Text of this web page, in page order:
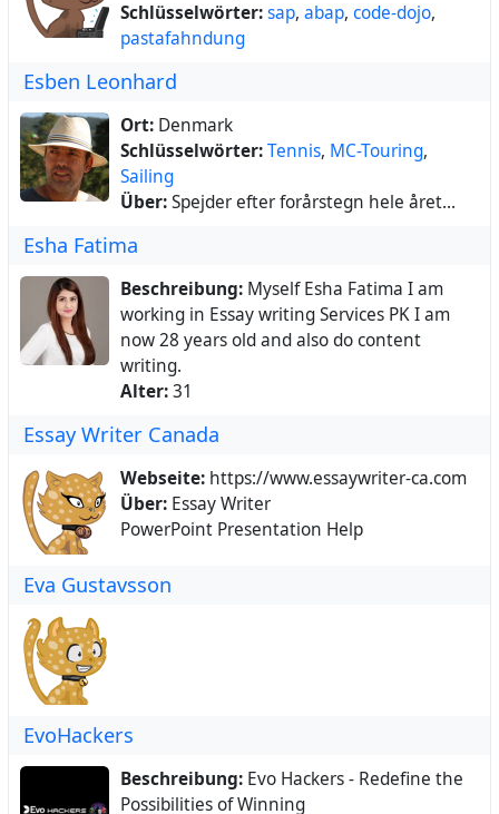
Schlüsselwörter:sap, abap, code-dojo,
pastafahndung
Esben Leonhard
Ort: Denmark
Schlüsselwörter:Tennis, MC-Touring,
Sailing
Über:Spejder efter forårstegn hele året...
Esha Fatima
Beschreibung: Myself Esha Fatima I am
working in Essay writing Services PK I am
now 28 years old and also do content
writing.
Alter:31
Essay Writer Canada
Webseite: https://www.essaywriter-ca.com
Über: Essay Writer
PowerPoint Presentation Help
Eva Gustavsson
EvoHackers
Beschreibung: Evo Hackers - Redefine the
Possibilities of Winning